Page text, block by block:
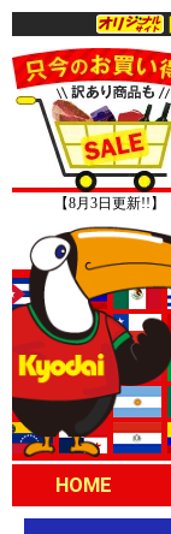
【8月3日更新!!】
HOME